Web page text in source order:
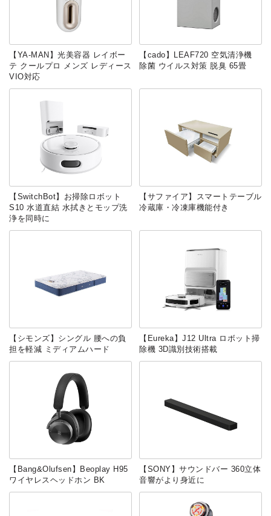
【YA-MAN】光美容器 レイボー
テ クールプロ メンズ レディース
VIO対応
【cado】LEAF720 空気清浄機
除菌 ウイルス対策 脱臭 65畳
【SwitchBot】お掃除ロボット
S10 水道直結 水拭きとモップ洗
浄を同時に
【サファイア】スマートテーブル
冷蔵庫・冷凍庫機能付き
【シモンズ】シングル 腰への負
担を軽減 ミディアムハード
【Eureka】J12 Ultra ロボット掃
除機 3D識別技術搭載
‎【Bang&Olufsen】Beoplay H95
ワイヤレスヘッドホン BK
【SONY】サウンドバー 360立体
音響がより身近に